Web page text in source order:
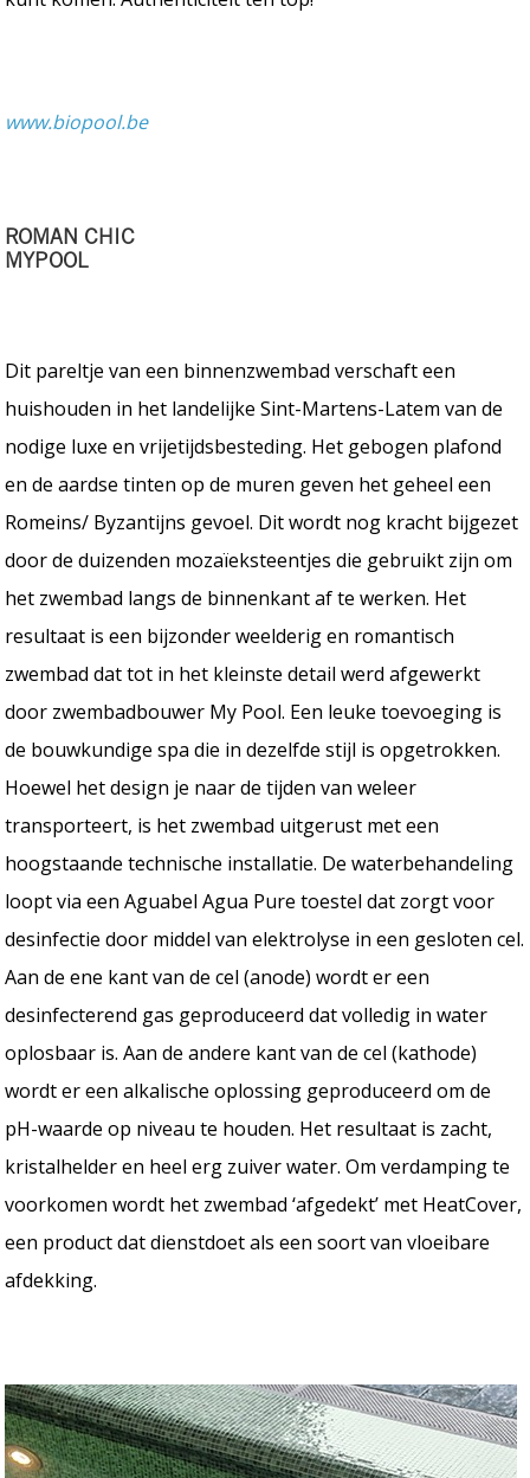
www.biopool.be
ROMAN CHIC
MYPOOL
Dit pareltje van een binnenzwembad verschaft een
huishouden in het landelijke Sint-Martens-Latem van de
nodige luxe en vrijetijdsbesteding. Het gebogen plafond
en de aardse tinten op de muren geven het geheel een
Romeins/ Byzantijns gevoel. Dit wordt nog kracht bijgezet
door de duizenden mozaïeksteentjes die gebruikt zijn om
het zwembad langs de binnenkant af te werken. Het
resultaat is een bijzonder weelderig en romantisch
zwembad dat tot in het kleinste detail werd afgewerkt
door zwembadbouwer My Pool. Een leuke toevoeging is
de bouwkundige spa die in dezelfde stijl is opgetrokken.
Hoewel het design je naar de tijden van weleer
transporteert, is het zwembad uitgerust met een
hoogstaande technische installatie. De waterbehandeling
loopt via een Aguabel Agua Pure toestel dat zorgt voor
desinfectie door middel van elektrolyse in een gesloten cel.
Aan de ene kant van de cel (anode) wordt er een
desinfecterend gas geproduceerd dat volledig in water
oplosbaar is. Aan de andere kant van de cel (kathode)
wordt er een alkalische oplossing geproduceerd om de
pH-waarde op niveau te houden. Het resultaat is zacht,
kristalhelder en heel erg zuiver water. Om verdamping te
voorkomen wordt het zwembad ‘afgedekt’ met HeatCover,
een product dat dienstdoet als een soort van vloeibare
afdekking.